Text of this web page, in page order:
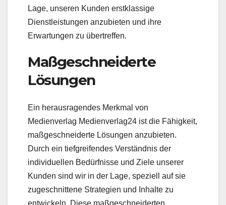
Lage, unseren Kunden erstklassige
Dienstleistungen anzubieten und ihre
Erwartungen zu übertreffen.
Maßgeschneiderte
Lösungen
Ein herausragendes Merkmal von
Medienverlag Medienverlag24 ist die Fähigkeit,
maßgeschneiderte Lösungen anzubieten.
Durch ein tiefgreifendes Verständnis der
individuellen Bedürfnisse und Ziele unserer
Kunden sind wir in der Lage, speziell auf sie
zugeschnittene Strategien und Inhalte zu
entwickeln. Diese maßgeschneiderten